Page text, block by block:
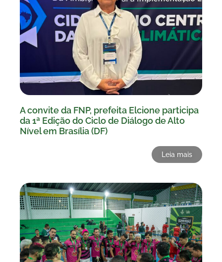
A convite da FNP, prefeita Elcione participa
da 1ª Edição do Ciclo de Diálogo de Alto
Nível em Brasília (DF)
Leia mais